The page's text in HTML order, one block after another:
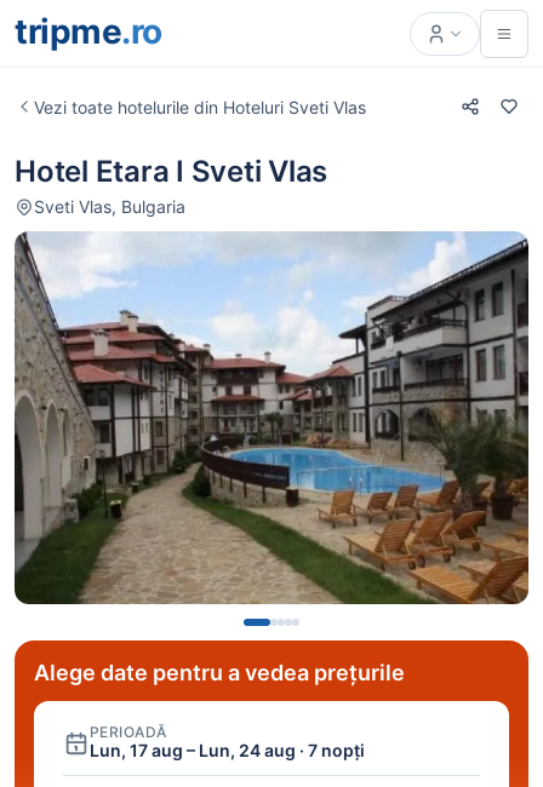
tripme.ro
Alege date pentru a vedea prețurile
PERIOADĂ
Lun, 17 aug – Lun, 24 aug · 7 nopți
Vezi toate hotelurile din Hoteluri Sveti Vlas
Hotel Etara I Sveti Vlas
Sveti Vlas, Bulgaria